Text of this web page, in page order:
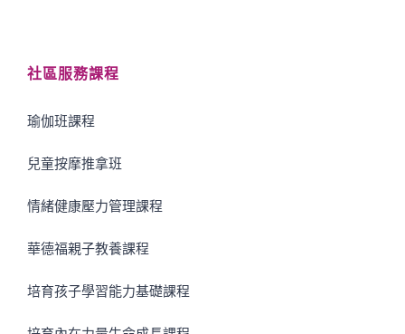
社區服務課程
瑜伽班課程
兒童按摩推拿班
情緒健康壓力管理課程
華德福親子教養課程
培育孩子學習能力基礎課程